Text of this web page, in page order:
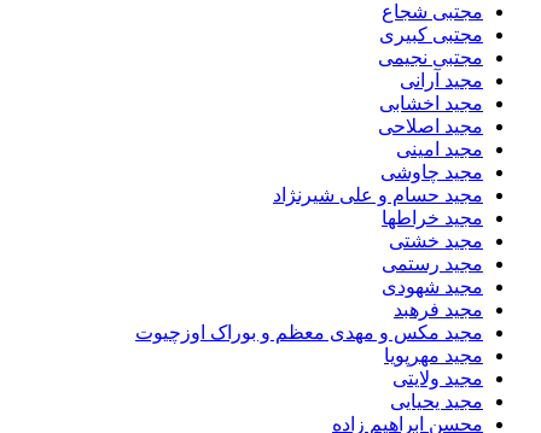
مجتبی شجاع
مجتبی کبیری
مجتبی نجیمی
مجید آرانی
مجید اخشابی
مجید اصلاحی
مجید امینی
مجید چاوشی
مجید حسام و علی شیرنژاد
مجید خراطها
مجید خشتی
مجید رستمی
مجید شهودی
مجید فرهبد
مجید مکس و مهدی معظم و بوراک اوزچیوت
مجید مهرپویا
مجید ولایتی
مجید یحیایی
محسن ابراهیم زاده